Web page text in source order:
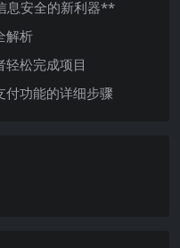
息安全的新利器**
解析
松完成项目
付功能的详细步骤